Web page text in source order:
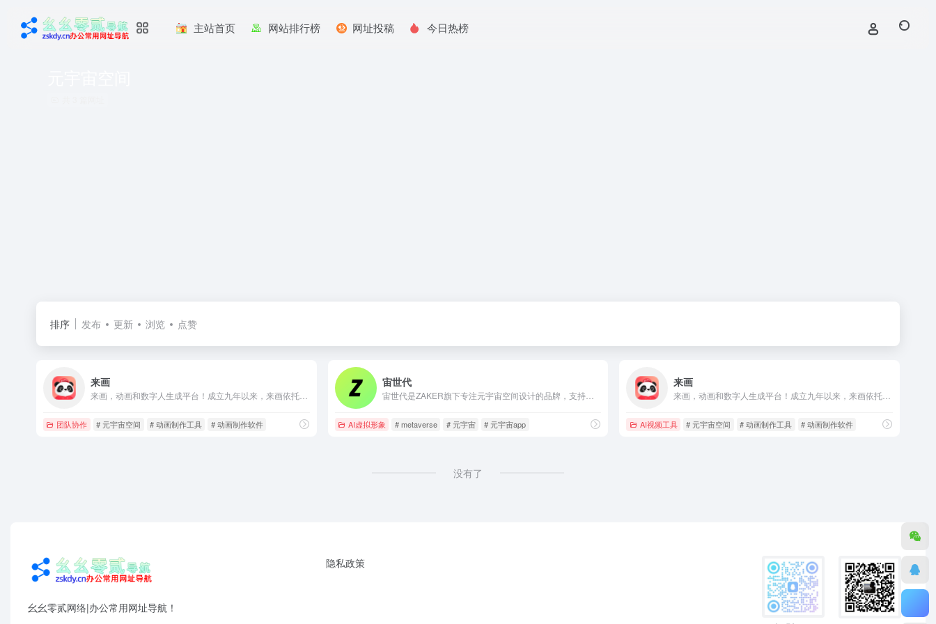
主站首页 网站排行榜 网址投稿 今日热榜
排序 发布 更新 浏览 点赞
来画
团队协作 # 元宇宙空间 # 动画制作工具 # 动画制作软件
宙世代
宙世代是ZAKER旗下专注元宇宙空间设计的品牌，支持免费及定制化的搭建方式，涵盖文旅、党建、会展、峰会、电商等多个场景，提供品牌空间搭建、私域流量运营、线上展览承办等服务，可用移动设备浏览。
AI虚拟形象 # metaverse # 元宇宙 # 元宇宙app
来画
AI视频工具 # 元宇宙空间 # 动画制作工具 # 动画制作软件
没有了
幺幺零贰网络|办公常用网址导航！
隐私政策